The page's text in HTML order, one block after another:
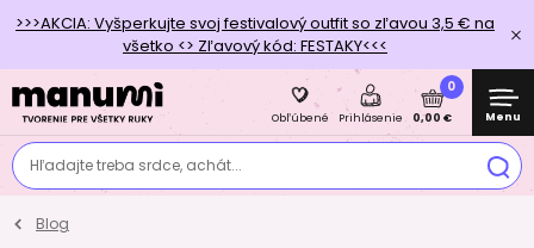
>>>AKCIA: Vyšperkujte svoj festivalový outfit so zľavou 3,5 € na
všetko <> Zľavový kód: FESTAKY<<<
Hľadajte treba srdce, achát...
Obľúbené Prihlásenie
0
0,00 € Menu
Blog